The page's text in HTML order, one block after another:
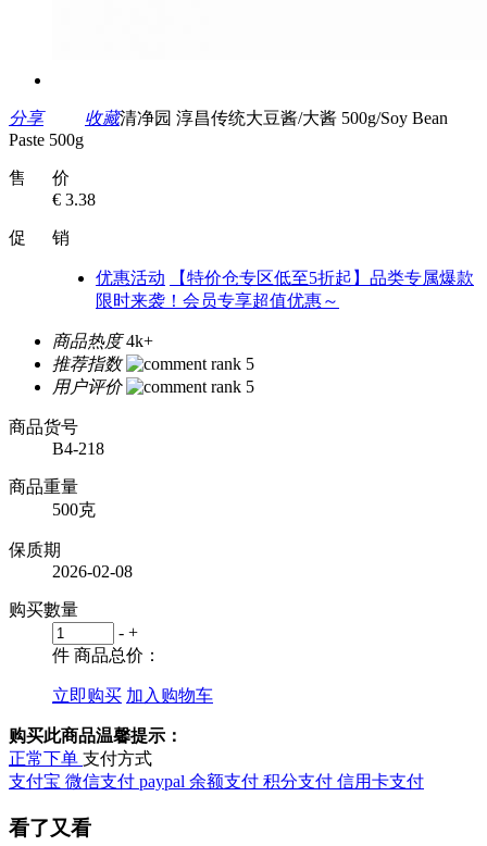
分享 收藏清净园 淳昌传统大豆酱/大酱 500g/Soy Bean
Paste 500g
售 价
€ 3.38
促 销
优惠活动
【特价仓专区低至5折起】品类专属爆款
限时来袭！会员专享超值优惠～
商品热度 4k+
推荐指数
用户评价
商品货号
B4-218
商品重量
500克
保质期
2026-02-08
购买數量
- +
件 商品总价：
立即购买 加入购物车
购买此商品温馨提示：
正常下单 支付方式
支付宝 微信支付 paypal 余额支付 积分支付 信用卡支付
看了又看